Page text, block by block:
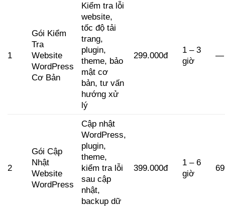
1
Gói Kiểm
Tra
Website
WordPress
Cơ Bản
Kiểm tra lỗi
website,
tốc độ tải
trang,
plugin,
theme, bảo
mật cơ
bản, tư vấn
hướng xử
lý
299.000đ
1 – 3
giờ
—
2
Gói Cập
Nhật
Website
WordPress
Cập nhật
WordPress,
plugin,
theme,
kiểm tra lỗi
sau cập
nhật,
backup dữ
399.000đ
1 – 6
giờ